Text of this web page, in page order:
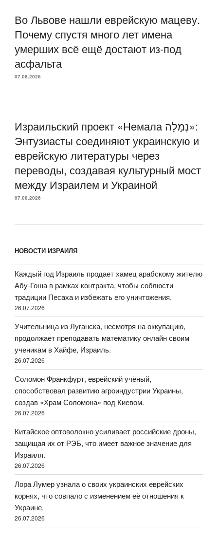
Во Львове нашли еврейскую мацеву.
Почему спустя много лет имена
умерших всё ещё достают из-под
асфальта
07.08.2026
Израильский проект «Немала נְמָלָה»:
Энтузиасты соединяют украинскую и
еврейскую литературы через
переводы, создавая культурный мост
между Израилем и Украиной
07.08.2026
НОВОСТИ ИЗРАИЛЯ
Каждый год Израиль продает хамец арабскому жителю
Абу-Гоша в рамках контракта, чтобы соблюсти
традиции Песаха и избежать его уничтожения.
26.07.2026
Учительница из Луганска, несмотря на оккупацию,
продолжает преподавать математику онлайн своим
ученикам в Хайфе, Израиль.
26.07.2026
Соломон Франкфурт, еврейский учёный,
способствовал развитию агроиндустрии Украины,
создав «Храм Соломона» под Киевом.
26.07.2026
Китайское оптоволокно усиливает российские дроны,
защищая их от РЭБ, что имеет важное значение для
Израиля.
26.07.2026
Лора Лумер узнала о своих украинских еврейских
корнях, что совпало с изменением её отношения к
Украине.
26.07.2026